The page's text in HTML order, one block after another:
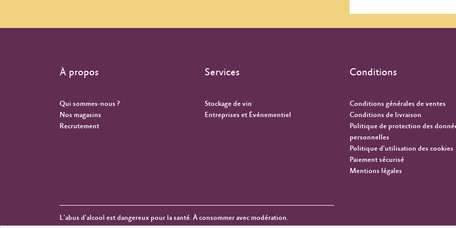
À propos
Qui sommes-nous ?
Nos magasins
Recrutement
Services
Stockage de vin
Entreprises et Événementiel
Conditions
Conditions générales de ventes
Conditions de livraison
Politique de protection des
personnelles
Politique d'utilisation des cookies
Paiement sécurisé
Mentions légales
L'abus d'alcool est dangereux pour la santé. À consommer avec modération.